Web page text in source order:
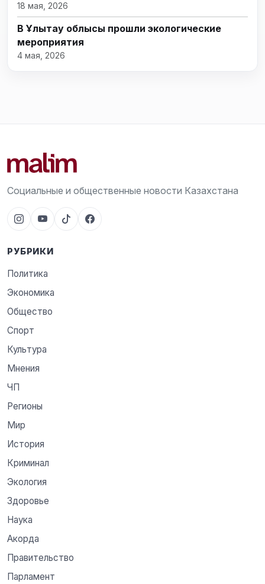
18 мая, 2026
В Ұлытау облысы прошли экологические
мероприятия
4 мая, 2026
Социальные и общественные новости Казахстана
РУБРИКИ
Политика
Экономика
Общество
Спорт
Культура
Мнения
ЧП
Регионы
Мир
История
Криминал
Экология
Здоровье
Наука
Акорда
Правительство
Парламент